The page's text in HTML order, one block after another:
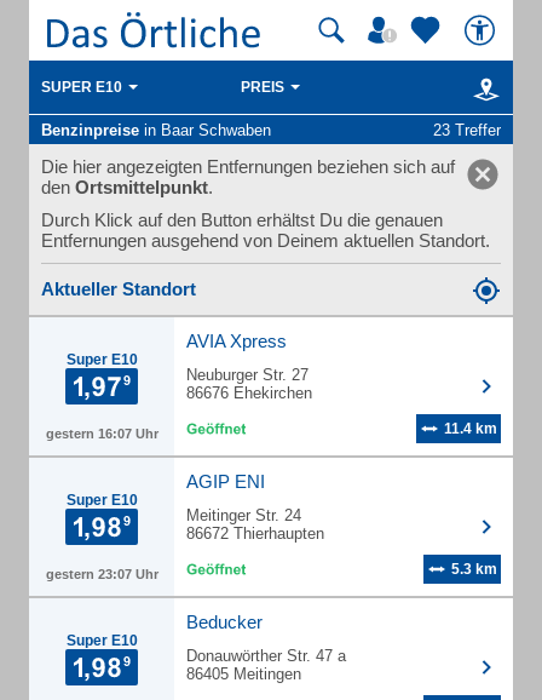
SUPER E10 PREIS
Benzinpreise in Baar Schwaben 23 Treffer
Die hier angezeigten Entfernungen beziehen sich auf
den Ortsmittelpunkt.
Durch Klick auf den Button erhältst Du die genauen
Entfernungen ausgehend von Deinem aktuellen Standort.
Aktueller Standort
Super E10
gestern 16:07 Uhr
AVIA Xpress
Neuburger Str. 27
86676 Ehekirchen
11.4 km
Super E10
gestern 23:07 Uhr
AGIP ENI
Meitinger Str. 24
86672 Thierhaupten
5.3 km
Super E10
Beducker
Donauwörther Str. 47 a
86405 Meitingen